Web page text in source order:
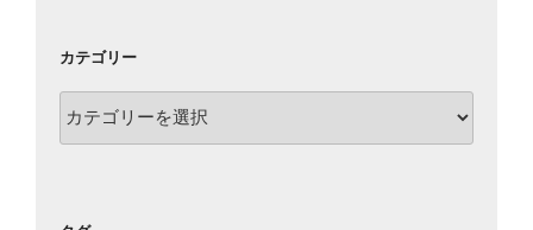
カテゴリー
テ